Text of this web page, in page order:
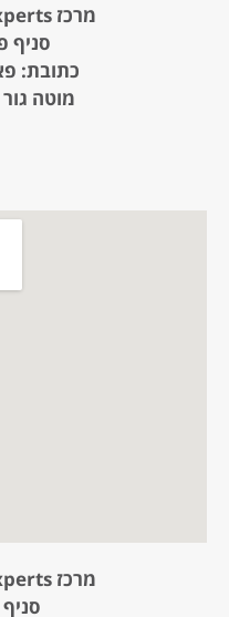
מרכז ME - Mental Experts,
סניף
כתובת:
מוטה גור 7, פתח תקווה
מרכז ME - Mental Experts,